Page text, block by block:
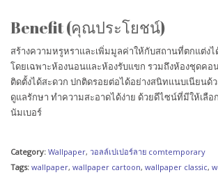
Benefit (คุณประโยชน์)
สร้างความหรูหราและเพิ่มมูลค่าให้กับสถานที่ตกแต่งไ
โดยเฉพาะห้องนอนและห้องรับแขก รวมถึงห้องชุดคอ
ติดตั้งได้สะดวก ปกติดรอยต่อได้อย่างสนิทแนบเนียนด้
ดูแลรักษา ทำความสะอาดได้ง่าย ด้วยดีไซน์ที่มีให้เลือ
นัมเบอร์
Category: Wallpaper, วอลล์เปเปอร์ลาย comtemporary
Tags: wallpaper, wallpaper cartoon, wallpaper classic,